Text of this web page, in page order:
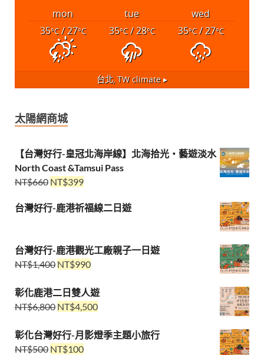
mon tue
wed
35°C/ 27°C 35°C/ 28°C 35°C/ 27°C
台北, TWclimate ▸
太陽網商城
【台灣好行-皇冠北海岸線】北海拾光・藝遊淡水
North Coast &Tamsui Pass
NT$660 NT$399
台灣好行-鹿港祈福線二日遊
台灣好行-鹿港觀光工廠親子一日遊
NT$1,400 NT$990
彰化鹿港二日雙人遊
NT$6,800 NT$4,500
彰化台灣好行-月影燈季主題小旅行
NT$500 NT$100